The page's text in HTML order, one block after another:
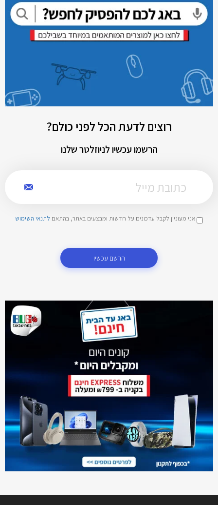
רוצים לדעת הכל לפני כולם?
הרשמו עכשיו לניוזלטר שלנו
אני מעוניין לקבל עדכונים על חדשות ומבצעים באתר, בהתאם לתנאי השימוש
הרשם עכשיו